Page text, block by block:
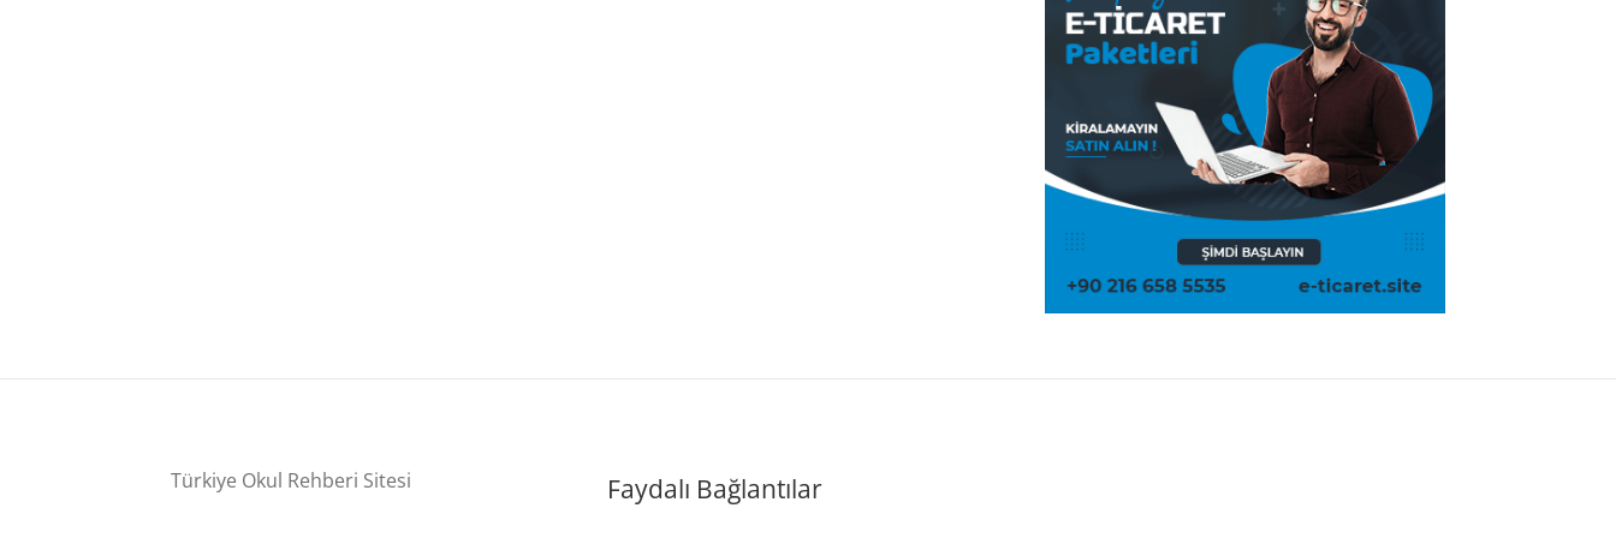
Türkiye Okul Rehberi Sitesi Faydalı Bağlantılar